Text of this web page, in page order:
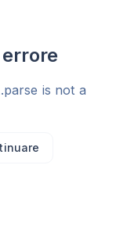
is not a